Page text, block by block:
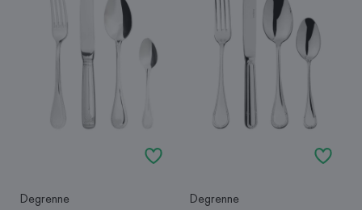
Degrenne Degrenne